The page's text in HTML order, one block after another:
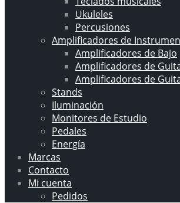
Ukuleles
Percusiones
Amplificadores de
Amplificadores de Bajo
Amplificadores de
Amplificadores de
Stands
Iluminación
Monitores de Estudio
Pedales
Energía
Marcas
Contacto
Mi cuenta
Pedidos